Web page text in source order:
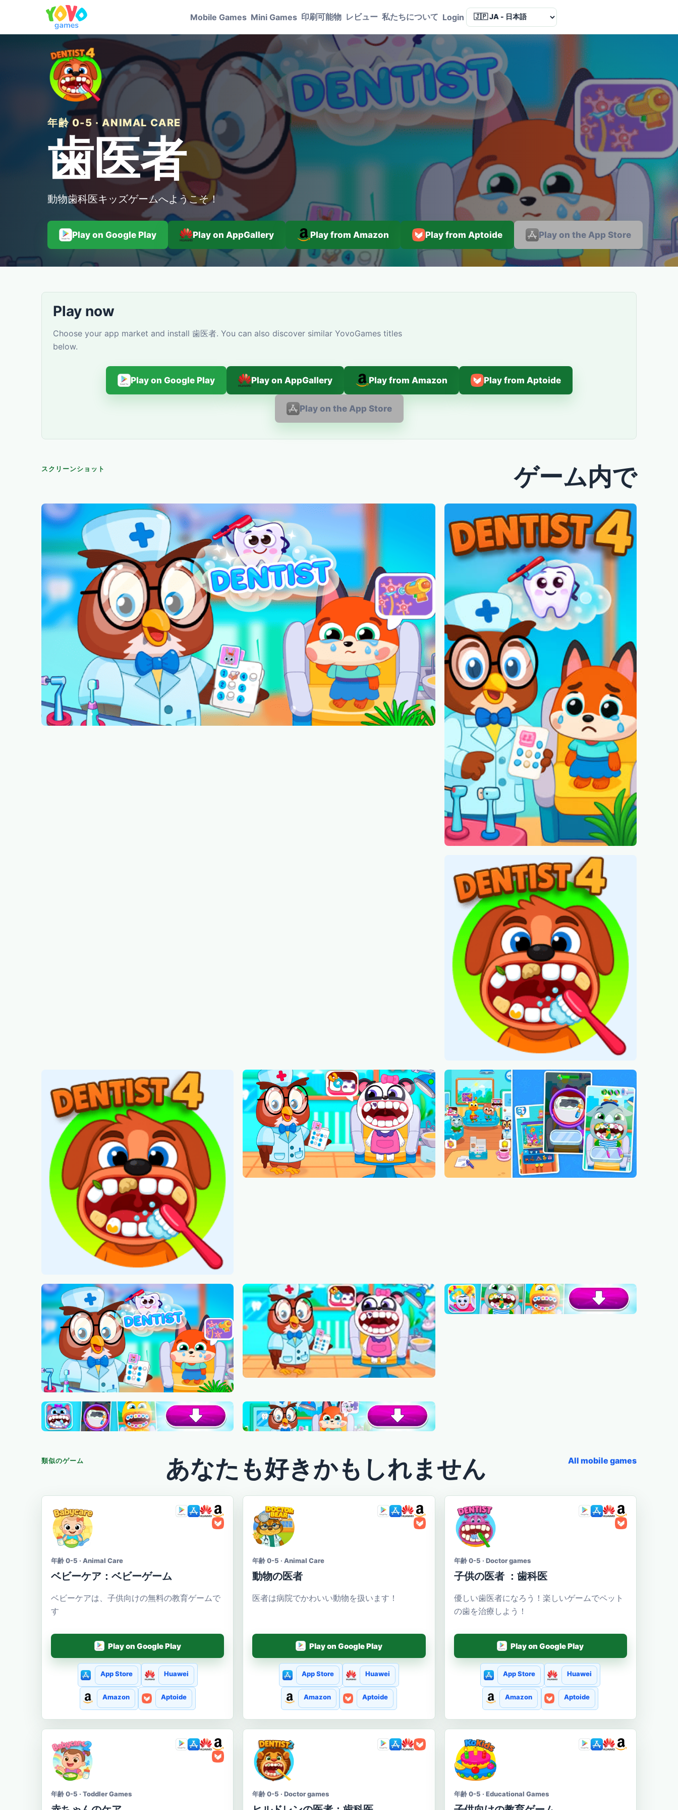
Mobile Games Mini Games 印刷可能物 レビュー 私たちについて Login Language
年齢 0-5 · ANIMAL CARE
歯医者
動物歯科医キッズゲームへようこそ！
Play on Google Play Play on AppGallery Play from Amazon Play from Aptoide Play on the App Store
Play now
Choose your app market and install 歯医者. You can also discover similar YovoGames titles
below.
Play on Google Play Play on AppGallery Play from Amazon Play from Aptoide
Play on the App Store
スクリーンショット ゲーム内で
類似のゲーム あなたも好きかもしれません All mobile games
年齢 0-5 · Animal Care
ベビーケア：ベビーゲーム
ベビーケアは、子供向けの無料の教育ゲームで
す
Play on Google Play
App Store Huawei
Amazon Aptoide
年齢 0-5 · Animal Care
動物の医者
医者は病院でかわいい動物を扱います！
Play on Google Play
App Store Huawei
Amazon Aptoide
年齢 0-5 · Doctor games
子供の医者 ：歯科医
優しい歯医者になろう！楽しいゲームでペット
の歯を治療しよう！
Play on Google Play
App Store Huawei
Amazon Aptoide
年齢 0-5 · Toddler Games 年齢 0-5 · Doctor games 年齢 0-5 · Educational Games